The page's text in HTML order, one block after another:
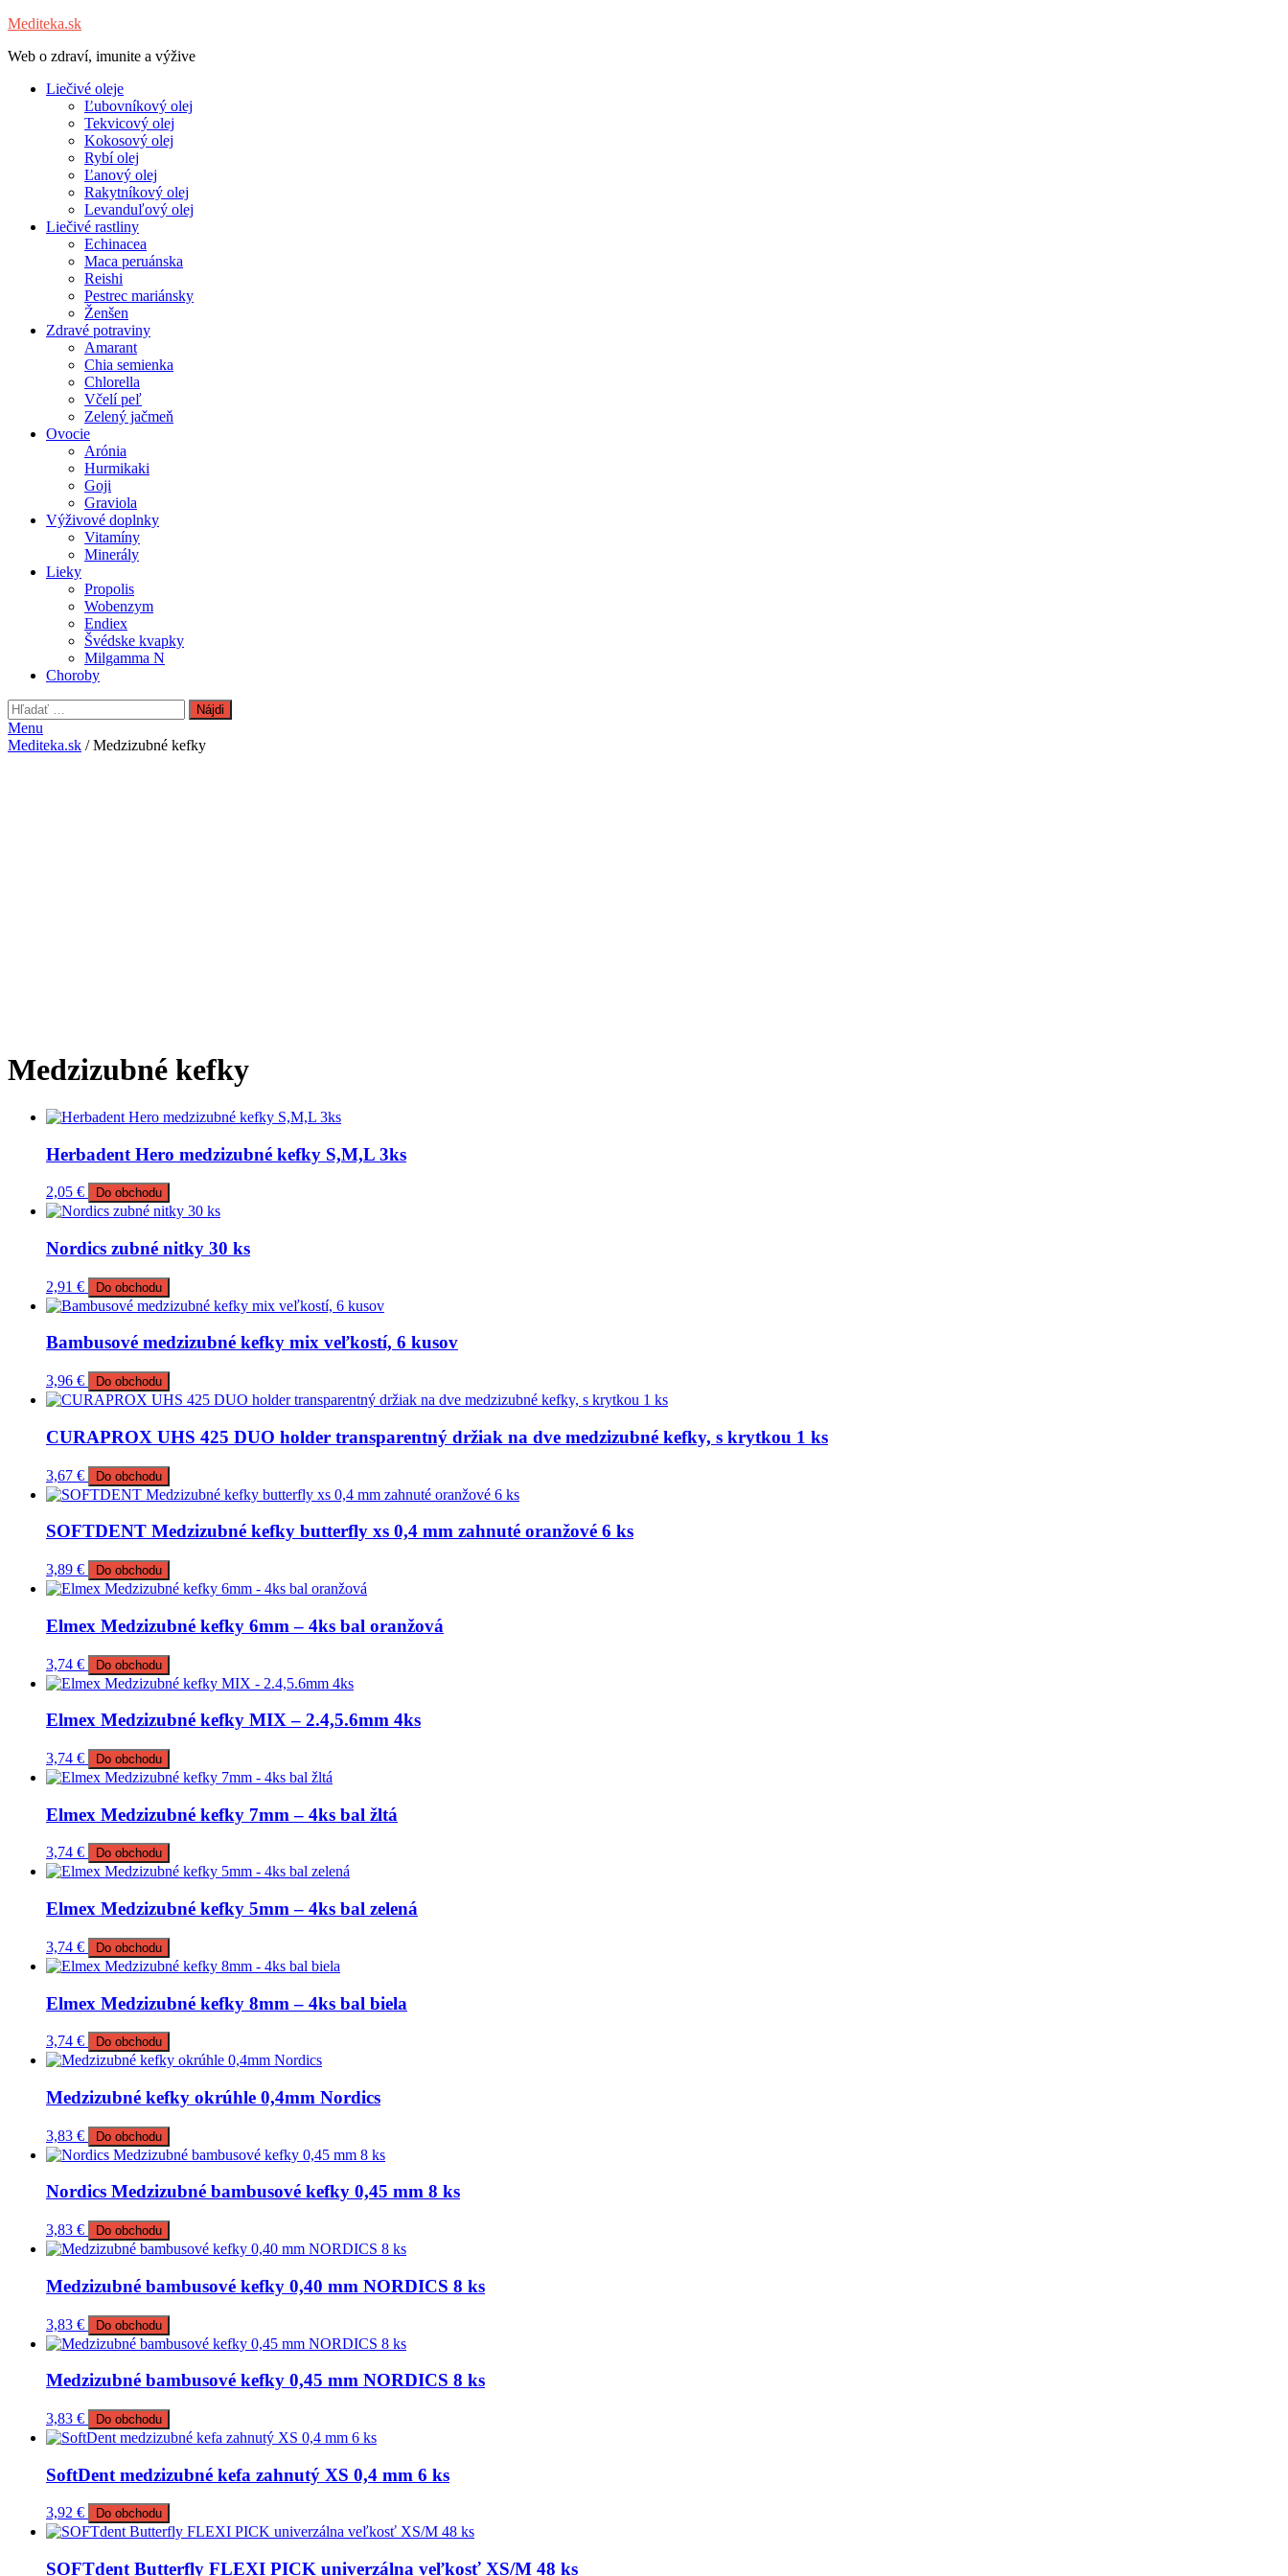
Mediteka.sk
Web o zdraví, imunite a výžive
Liečivé oleje
Ľubovníkový olej
Tekvicový olej
Kokosový olej
Rybí olej
Ľanový olej
Rakytníkový olej
Levanduľový olej
Liečivé rastliny
Echinacea
Maca peruánska
Reishi
Pestrec mariánsky
Ženšen
Zdravé potraviny
Amarant
Chia semienka
Chlorella
Včelí peľ
Zelený jačmeň
Ovocie
Arónia
Hurmikaki
Goji
Graviola
Výživové doplnky
Vitamíny
Minerály
Lieky
Propolis
Wobenzym
Endiex
Švédske kvapky
Milgamma N
Choroby
Hľadať:
Menu
Mediteka.sk / Medzizubné kefky
Medzizubné kefky
Herbadent Hero medzizubné kefky S,M,L 3ks
2,05 € Do obchodu
Nordics zubné nitky 30 ks
2,91 € Do obchodu
Bambusové medzizubné kefky mix veľkostí, 6 kusov
3,96 € Do obchodu
CURAPROX UHS 425 DUO holder transparentný držiak na dve medzizubné kefky, s krytkou 1 ks
3,67 € Do obchodu
SOFTDENT Medzizubné kefky butterfly xs 0,4 mm zahnuté oranžové 6 ks
3,89 € Do obchodu
Elmex Medzizubné kefky 6mm – 4ks bal oranžová
3,74 € Do obchodu
Elmex Medzizubné kefky MIX – 2.4,5.6mm 4ks
3,74 € Do obchodu
Elmex Medzizubné kefky 7mm – 4ks bal žltá
3,74 € Do obchodu
Elmex Medzizubné kefky 5mm – 4ks bal zelená
3,74 € Do obchodu
Elmex Medzizubné kefky 8mm – 4ks bal biela
3,74 € Do obchodu
Medzizubné kefky okrúhle 0,4mm Nordics
3,83 € Do obchodu
Nordics Medzizubné bambusové kefky 0,45 mm 8 ks
3,83 € Do obchodu
Medzizubné bambusové kefky 0,40 mm NORDICS 8 ks
3,83 € Do obchodu
Medzizubné bambusové kefky 0,45 mm NORDICS 8 ks
3,83 € Do obchodu
SoftDent medzizubné kefa zahnutý XS 0,4 mm 6 ks
3,92 € Do obchodu
SOFTdent Butterfly FLEXI PICK univerzálna veľkosť XS/M 48 ks